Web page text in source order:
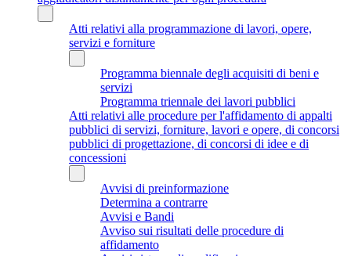
Atti relativi alla programmazione di lavori, opere,
servizi e forniture
Programma biennale degli acquisiti di beni e
servizi
Programma triennale dei lavori pubblici
Atti relativi alle procedure per l'affidamento di appalti
pubblici di servizi, forniture, lavori e opere, di concorsi
pubblici di progettazione, di concorsi di idee e di
concessioni
Avvisi di preinformazione
Determina a contrarre
Avvisi e Bandi
Avviso sui risultati delle procedure di
affidamento